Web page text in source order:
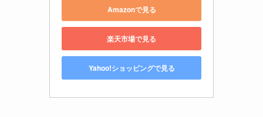
Amazonで見る
楽天市場で見る
Yahoo!ショッピングで見る